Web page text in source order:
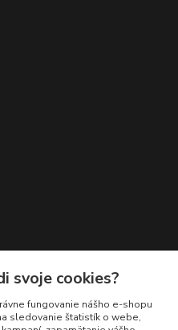
svoje cookies?
fungovanie nášho e-shopu
sledovanie štatistík o webe,